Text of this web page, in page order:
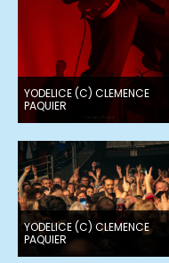
YODELICE (C) CLEMENCE
PAQUIER
YODELICE (C) CLEMENCE
PAQUIER